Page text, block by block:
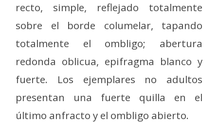
recto, simple, reflejado totalmente
sobre el borde columelar, tapando
totalmente el ombligo; abertura
redonda oblicua, epifragma blanco y
fuerte. Los ejemplares no adultos
presentan una fuerte quilla en el
último anfracto y el ombligo abierto.